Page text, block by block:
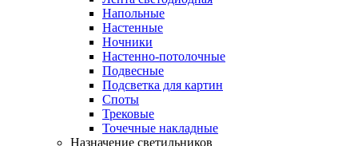
Напольные
Настенные
Ночники
Настенно-потолочные
Подвесные
Подсветка для картин
Споты
Трековые
Точечные накладные
Назначение светильников